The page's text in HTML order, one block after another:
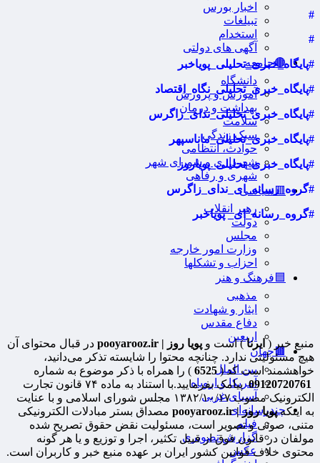
اخبار بورس
تبیلغات
استخدام
آگهی های دولتی
🟤جامعه
دانشگاه
آموزش و پرورش
بهداشت و درمان
سلامت
سبک زندگی
حوادث، انتظامی
شهرداری و شورای شهر
شهری و رفاهی
🟥سیاسی
رهبر انقلاب
دولت
مجلس
وزارت امور خارجه
احزاب و تشکلها
🟦فرهنگ و هنر
مذهبی
ایثار و شهادت
دفاع مقدس
اربعین
🟫جهان
بین الملل
آمریکا و اروپاه
آسیای غربی
چندرسانه‌ای
فیلم
گزارش تصویری
عکس
#
#
#پایگاه_خبری_تحلیلی_پویاخبر
#پایگاه_خبری_تحلیلی_نگاه_اقتصاد
#پایگاه_خبری_تحلیلی_ندای_زاگرس
#پایگاه_خبری_تحلیلی_ماناسپهر
#پایگاه_خبری_تحلیلی_پویاروز
#گروه_رسانه_ای_ندای_زاگرس
#گروه_رسانه_ای_ پویاخبر
منبع خبر ( ایرنا) است و پویا روز | pooyarooz.ir
در قبال محتوای آن
هیچ مسئولیتی ندارد. چنانچه محتوا را شایسته تذکر می‌دانید،
خواهشمند است کد (6525
) را همراه با ذکر موضوع به شماره
پیامک بفرمایید.با استناد به ماده ۷۴ قانون تجارت
الکترونیک مصوب ۱۳۸۲/۱۰/۱۷ مجلس شورای اسلامی و با عنایت
به اینکهپویا روز | pooyarooz.ir
مصداق بستر مبادلات الکترونیکی
متنی، صوتی و تصویر است، مسئولیت نقض حقوق تصریح شده
مولفان در قانون فوق از قبیل تکثیر، اجرا و توزیع و یا هر گونه
محتوی خلاف قوانین کشور ایران بر عهده منبع خبر و کاربران است.